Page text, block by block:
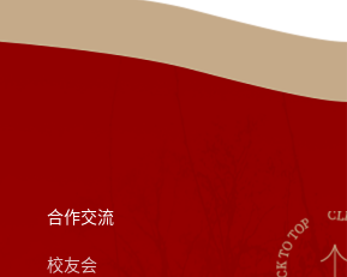
合作交流
校友会